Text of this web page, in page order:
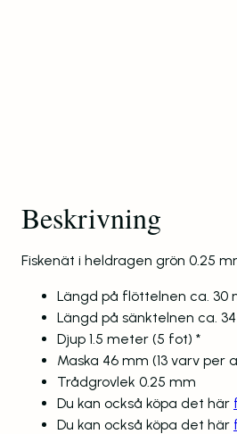
Beskrivning
Fiskenät i heldragen grön 0.25
Längd på flöttelnen ca. 30
Längd på sänktelnen ca.
Djup 1.5 meter (5 fot) *
Maska 46 mm (13 varv per
Trådgrovlek 0.25 mm
Du kan också köpa det här
Du kan också köpa det här